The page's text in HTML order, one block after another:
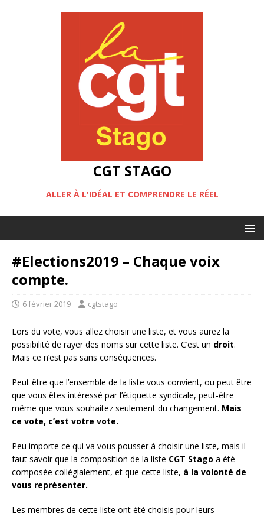
CGT STAGO
ALLER À L'IDÉAL ET COMPRENDRE LE RÉEL
#Elections2019 – Chaque voix
compte.
6 février 2019 cgtstago
Lors du vote, vous allez choisir une liste, et vous aurez la
possibilité de rayer des noms sur cette liste. C’est un droit.
Mais ce n’est pas sans conséquences.
Peut être que l’ensemble de la liste vous convient, ou peut être
que vous êtes intéressé par l’étiquette syndicale, peut-être
même que vous souhaitez seulement du changement. Mais
ce vote, c’est votre vote.
Peu importe ce qui va vous pousser à choisir une liste, mais il
faut savoir que la composition de la liste CGT Stago a été
composée collégialement, et que cette liste, à la volonté de
vous représenter.
Les membres de cette liste ont été choisis pour leurs